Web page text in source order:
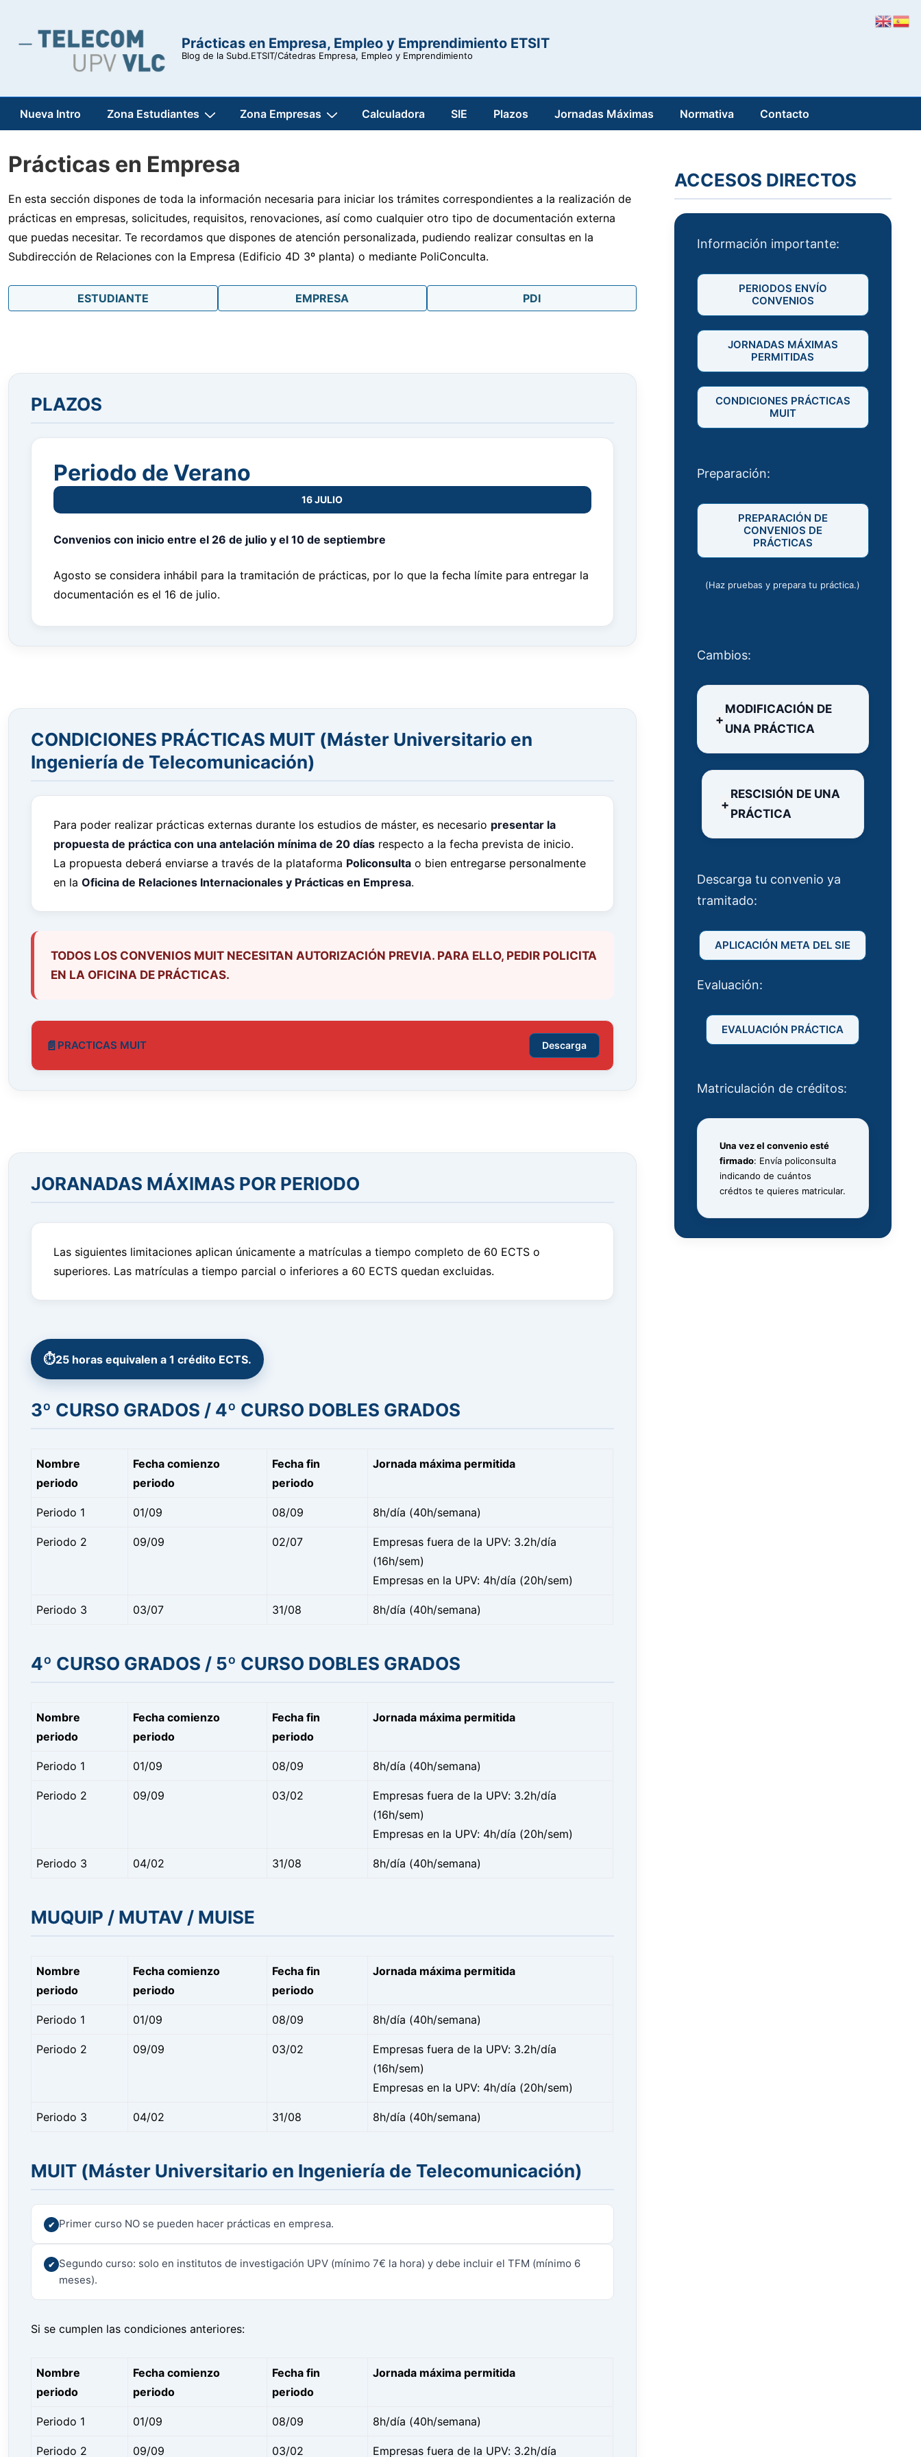
Prácticas en Empresa, Empleo y Emprendimiento ETSIT
Blog de la Subd.ETSIT/Cátedras Empresa, Empleo y Emprendimiento
Navegación
Nueva Intro Zona Estudiantes Zona Empresas Calculadora SIE Plazos Jornadas Máximas Normativa Contacto
Prácticas en Empresa
En esta sección dispones de toda la información necesaria para iniciar los trámites correspondientes a la realización de
prácticas en empresas, solicitudes, requisitos, renovaciones, así como cualquier otro tipo de documentación externa
que puedas necesitar. Te recordamos que dispones de atención personalizada, pudiendo realizar consultas en la
Subdirección de Relaciones con la Empresa (Edificio 4D 3º planta) o mediante PoliConculta.
ESTUDIANTE EMPRESA PDI
PLAZOS
Periodo de Verano
16 JULIO
Convenios con inicio entre el 26 de julio y el 10 de septiembre
Agosto se considera inhábil para la tramitación de prácticas, por lo que la fecha límite para entregar la
documentación es el 16 de julio.
CONDICIONES PRÁCTICAS MUIT (Máster Universitario en
Ingeniería de Telecomunicación)
Para poder realizar prácticas externas durante los estudios de máster, es necesario presentar la
propuesta de práctica con una antelación mínima de 20 días respecto a la fecha prevista de inicio.
La propuesta deberá enviarse a través de la plataforma Policonsulta o bien entregarse personalmente
en la Oficina de Relaciones Internacionales y Prácticas en Empresa.
TODOS LOS CONVENIOS MUIT NECESITAN AUTORIZACIÓN PREVIA. PARA ELLO, PEDIR POLICITA
EN LA OFICINA DE PRÁCTICAS.
PRACTICAS MUIT Descarga
JORANADAS MÁXIMAS POR PERIODO
Las siguientes limitaciones aplican únicamente a matrículas a tiempo completo de 60 ECTS o
superiores. Las matrículas a tiempo parcial o inferiores a 60 ECTS quedan excluidas.
25 horas equivalen a 1 crédito ECTS.
3º CURSO GRADOS / 4º CURSO DOBLES GRADOS
Nombre
periodo
Fecha comienzo
periodo
Fecha fin
periodo
Jornada máxima permitida
Periodo 1 01/09 08/09 8h/día (40h/semana)
Periodo 2 09/09 02/07
Empresas fuera de la UPV: 3.2h/día
(16h/sem)
Empresas en la UPV: 4h/día (20h/sem)
Periodo 3 03/07 31/08 8h/día (40h/semana)
4º CURSO GRADOS / 5º CURSO DOBLES GRADOS
Nombre
periodo
Fecha comienzo
periodo
Fecha fin
periodo
Jornada máxima permitida
Periodo 1 01/09 08/09 8h/día (40h/semana)
Periodo 2 09/09 03/02
Empresas fuera de la UPV: 3.2h/día
(16h/sem)
Empresas en la UPV: 4h/día (20h/sem)
Periodo 3 04/02 31/08 8h/día (40h/semana)
MUQUIP / MUTAV / MUISE
Nombre
periodo
Fecha comienzo
periodo
Fecha fin
periodo
Jornada máxima permitida
Periodo 1 01/09 08/09 8h/día (40h/semana)
Periodo 2 09/09 03/02
Empresas fuera de la UPV: 3.2h/día
(16h/sem)
Empresas en la UPV: 4h/día (20h/sem)
Periodo 3 04/02 31/08 8h/día (40h/semana)
MUIT (Máster Universitario en Ingeniería de Telecomunicación)
Primer curso NO se pueden hacer prácticas en empresa.
Segundo curso: solo en institutos de investigación UPV (mínimo 7€ la hora) y debe incluir el TFM (mínimo 6
meses).
Si se cumplen las condiciones anteriores:
Nombre
periodo
Fecha comienzo
periodo
Fecha fin
periodo
Jornada máxima permitida
Periodo 1 01/09 08/09 8h/día (40h/semana)
Periodo 2 09/09 03/02 Empresas fuera de la UPV: 3.2h/día
ACCESOS DIRECTOS
Información importante:
PERIODOS ENVÍO
CONVENIOS
JORNADAS MÁXIMAS
PERMITIDAS
CONDICIONES PRÁCTICAS
MUIT
Preparación:
PREPARACIÓN DE
CONVENIOS DE
PRÁCTICAS
(Haz pruebas y prepara tu práctica.)
Cambios:
MODIFICACIÓN DE
UNA PRÁCTICA
RESCISIÓN DE UNA
PRÁCTICA
Descarga tu convenio ya
tramitado:
APLICACIÓN META DEL SIE
Evaluación:
EVALUACIÓN PRÁCTICA
Matriculación de créditos:
Una vez el convenio esté
firmado: Envía policonsulta
indicando de cuántos
crédtos te quieres matricular.